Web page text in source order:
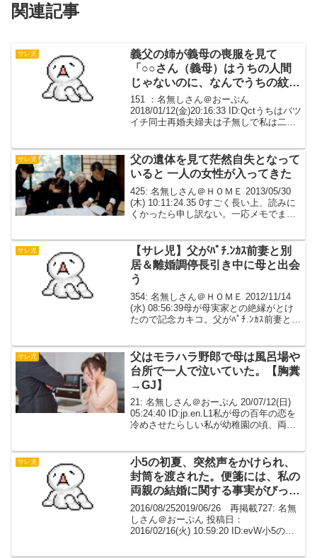
関連記事
サレ児
義父の姉が義母の喪服を見て
「○○さん（義母）はうちの人間
じゃないのに、なんでうちの紋を
着ているの」と言い出してビック
リ。実は元々ｱ.ｲ.人で現内縁の
妻。
151 ：名無しさん＠おーぷん
2018/01/12(金)20:16:33 ID:Qctうちはバツ
イチ同士再婚夫婦夫は子無しで私は二人
に子供が出来ると譲らず義母は自分の
娘...
サレ児
父の遺体を見て茫然自失となって
いると 一人の女性が入ってきた
425: 名無しさん＠ＨＯＭＥ 2013/05/30
(木) 10:11:24.35 0すごく長い上、読みに
くかったら申し訳ない。一応メモでまと
母に大変苦労させて...
サレ児
【サレ児】父がﾊﾟﾁ.ﾝｶｽ前妻と別
居＆離婚調停長引き中に母と出会
う
354: 名無しさん＠ＨＯＭＥ 2012/11/14
(水) 08:56:39母が母実家との絶縁がとけ
たので記念カキコ。父がﾊﾟﾁ.ﾝｶｽ前妻と別
縁された。
サレ児
父はモラハラ野郎で母は風呂場や
台所で一人で泣いていた。【胸糞
→GJ】
21: 名無しさん＠おーぷん 20/07/12(日)
05:24:40 ID:jp.en.L1私が母の百年の恋を
冷めさせたらしい私が幼稚園の頃、両親
ないつき合っている時...
サレ児
小5の初夏、突然声をかけられ、
封筒を渡された。便箋には、私の
両親の結婚に関する事実がびっし
りと記されていた。
2016/08/252019/06/26 再掲載727: 名無
しさん＠おーぷん 投稿日：
2016/02/16(火) 10:59:20 ID:evW小5の初